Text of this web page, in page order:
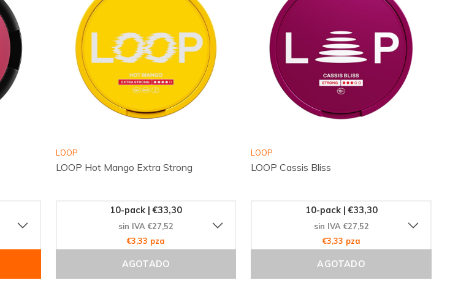
LOOP
LOOP Hot Mango Extra Strong
10-pack | €33,30
sin IVA €27,52
€3,33 pza
AGOTADO
LOOP
LOOP Cassis Bliss
10-pack | €33,30
sin IVA €27,52
€3,33 pza
AGOTADO